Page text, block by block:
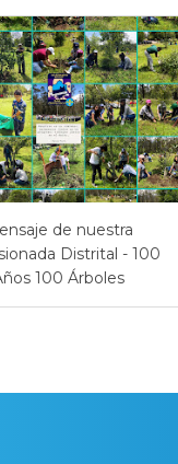
de nuestra
Distrital - 100
100 Árboles